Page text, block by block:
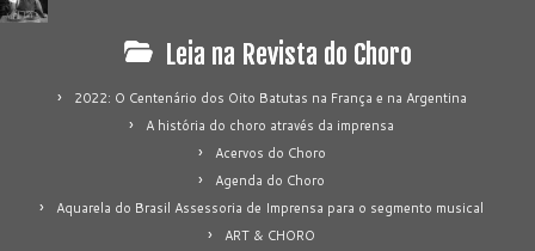
Leia na Revista do Choro
2022: O Centenário dos Oito Batutas na França e na Argentina
A história do choro através da imprensa
Acervos do Choro
Agenda do Choro
Aquarela do Brasil Assessoria de Imprensa para o segmento musical
ART & CHORO